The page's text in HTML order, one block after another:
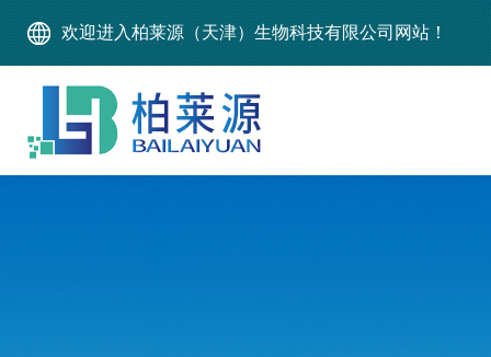
欢迎进入柏莱源（天津）生物科技有限公司网站！